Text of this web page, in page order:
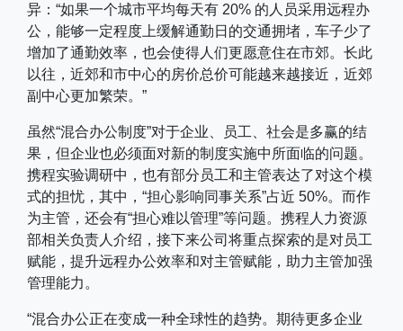
异：“如果一个城市平均每天有 20% 的人员采用远程办
公，能够一定程度上缓解通勤日的交通拥堵，车子少了
增加了通勤效率，也会使得人们更愿意住在市郊。长此
以往，近郊和市中心的房价总价可能越来越接近，近郊
副中心更加繁荣。”
虽然“混合办公制度”对于企业、员工、社会是多赢的结
果，但企业也必须面对新的制度实施中所面临的问题。
携程实验调研中，也有部分员工和主管表达了对这个模
式的担忧，其中，“担心影响同事关系”占近 50%。而作
为主管，还会有“担心难以管理”等问题。携程人力资源
部相关负责人介绍，接下来公司将重点探索的是对员工
赋能，提升远程办公效率和对主管赋能，助力主管加强
管理能力。
“混合办公正在变成一种全球性的趋势。期待更多企业